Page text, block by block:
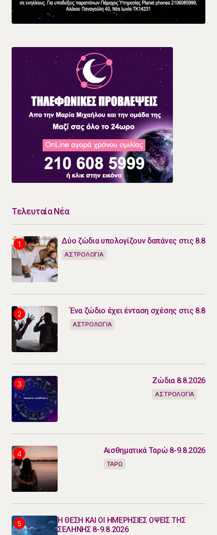
Τελευταία Νέα
Δύο ζώδια υπολογίζουν δαπάνες στις 8.8
ΑΣΤΡΟΛΟΓΙΑ
Ένα ζώδιο έχει ένταση σχέσης στις 8.8
ΑΣΤΡΟΛΟΓΙΑ
Ζώδια 8.8.2026
ΑΣΤΡΟΛΟΓΙΑ
Αισθηματικά Ταρώ 8-9.8.2026
ΤΑΡΩ
Η ΘΕΣΗ ΚΑΙ ΟΙ ΗΜΕΡΗΣΙΕΣ ΟΨΕΙΣ ΤΗΣ
ΣΕΛΗΝΗΣ 8-9.8.2026